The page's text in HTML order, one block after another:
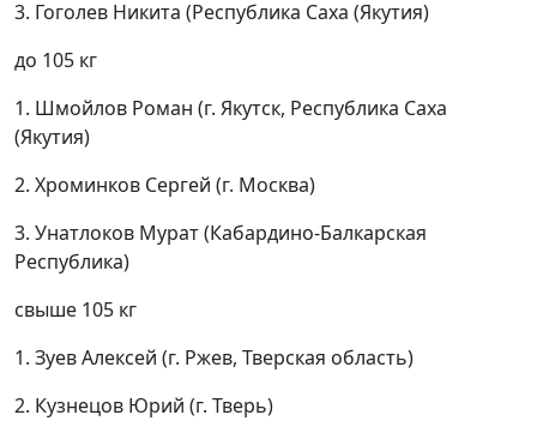
3. Гоголев Никита (Республика Саха (Якутия)
до 105 кг
1. Шмойлов Роман (г. Якутск, Республика Саха
(Якутия)
2. Хроминков Сергей (г. Москва)
3. Унатлоков Мурат (Кабардино-Балкарская
Республика)
свыше 105 кг
1. Зуев Алексей (г. Ржев, Тверская область)
2. Кузнецов Юрий (г. Тверь)